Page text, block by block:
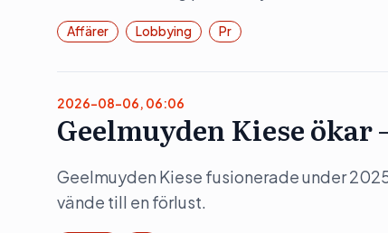
Affärer Lobbying Pr
2026-08-06, 06:06
Geelmuyden Kiese
Geelmuyden Kiese fusionerade under
vände till en förlust.